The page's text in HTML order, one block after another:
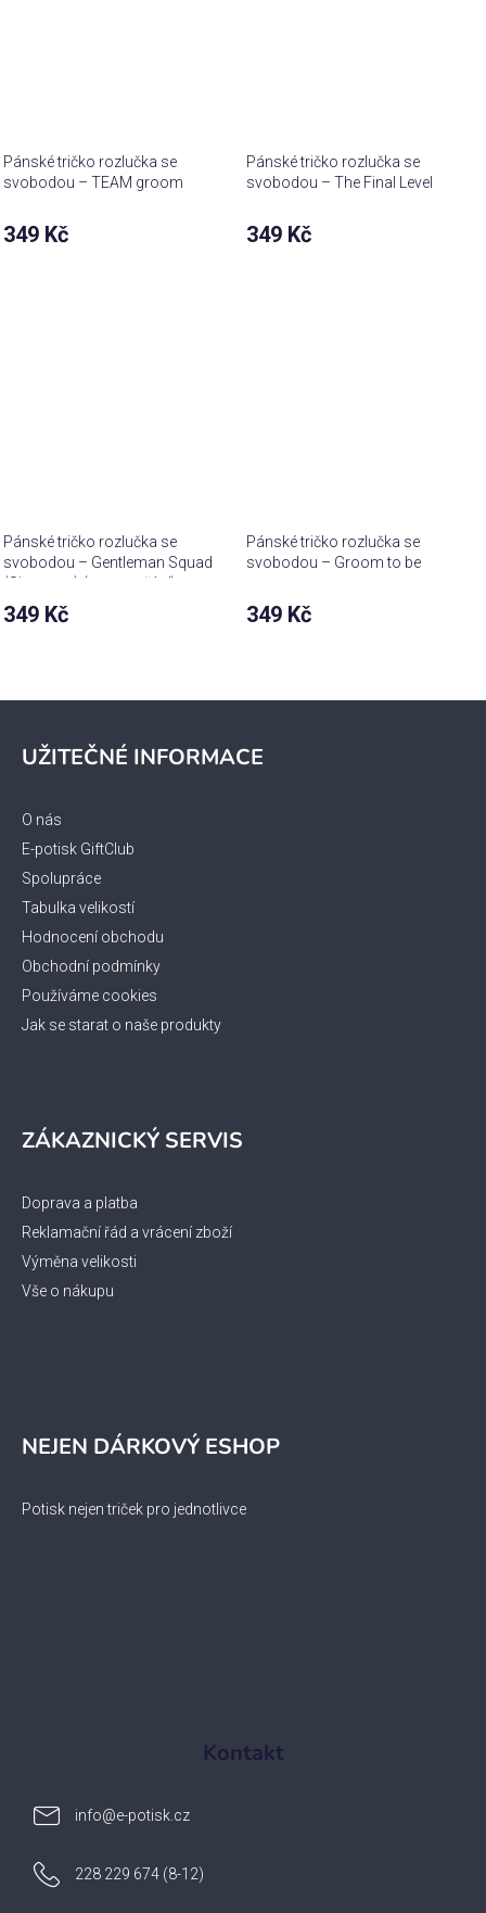
Pánské tričko rozlučka se
svobodou – TEAM groom
349 Kč
Pánské tričko rozlučka se
svobodou – The Final Level
349 Kč
Pánské tričko rozlučka se
svobodou – Gentleman Squad
(Signature) (text na přání)
349 Kč
Pánské tričko rozlučka se
svobodou – Groom to be
349 Kč
UŽITEČNÉ INFORMACE
O nás
E-potisk GiftClub
Spolupráce
Tabulka velikostí
Hodnocení obchodu
Obchodní podmínky
Používáme cookies
Jak se starat o naše produkty
ZÁKAZNICKÝ SERVIS
Doprava a platba
Reklamační řád a vrácení zboží
Výměna velikosti
Vše o nákupu
NEJEN DÁRKOVÝ ESHOP
Potisk nejen triček pro jednotlivce
Kontakt
info@e-potisk.cz
228 229 674 (8-12)